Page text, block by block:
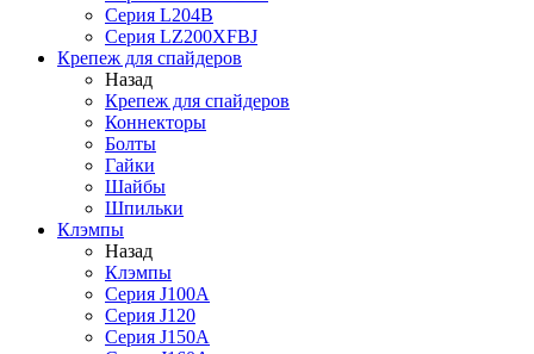
Серия L204B
Серия LZ200XFBJ
Крепеж для спайдеров
Назад
Крепеж для спайдеров
Коннекторы
Болты
Гайки
Шайбы
Шпильки
Клэмпы
Назад
Клэмпы
Серия J100A
Серия J120
Серия J150A